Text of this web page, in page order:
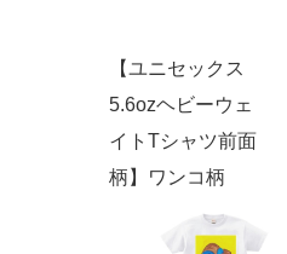
【ユニセックス
5.6ozヘビーウェ
イトTシャツ前面
柄】ワンコ柄